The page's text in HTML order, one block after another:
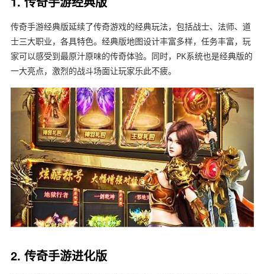
传奇手游经典版延续了传奇游戏的经典玩法，包括战士、法师、道
士三大职业，各具特色。经典版地图设计丰富多样，任务丰富，玩
家可以感受到最原汁原味的传奇体验。同时，PK系统也是经典版的
一大亮点，激烈的战斗场面让玩家乐此不疲。
2. 传奇手游进化版